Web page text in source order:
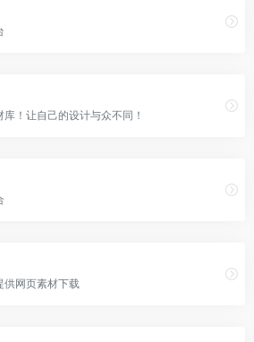
！让自己的设计与众不同！
供网页素材下载